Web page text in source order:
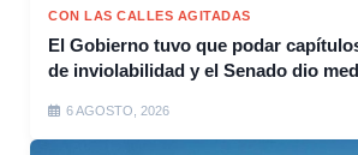
CON LAS CALLES AGITADAS
El Gobierno tuvo que podar
de inviolabilidad y el Senado dio
6 AGOSTO, 2026